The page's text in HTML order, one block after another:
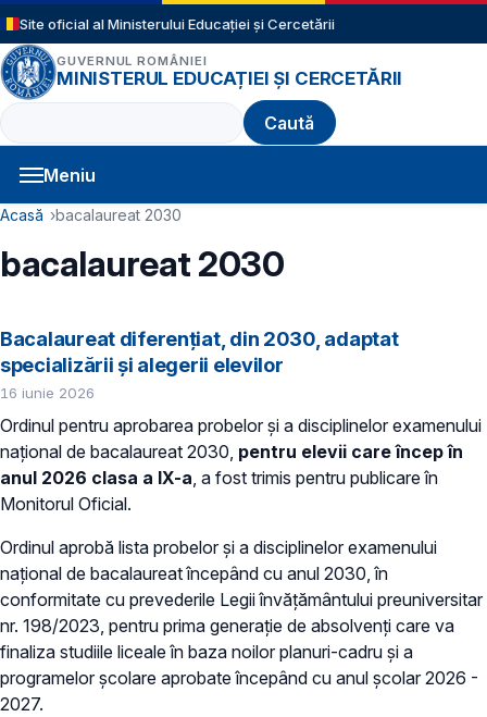
Sari la conținutul principal
Site oficial al Ministerului Educației și Cercetării
GUVERNUL ROMÂNIEI
MINISTERUL EDUCAȚIEI ȘI CERCETĂRII
Caută
Meniu
Navigație principală
Cale de navigare
Acasă bacalaureat 2030
bacalaureat 2030
Bacalaureat diferențiat, din 2030, adaptat
specializării și alegerii elevilor
16 iunie 2026
Ordinul pentru aprobarea probelor și a disciplinelor examenului
național de bacalaureat 2030, pentru elevii care încep în
anul 2026 clasa a IX-a, a fost trimis pentru publicare în
Monitorul Oficial.
Ordinul aprobă lista probelor și a disciplinelor examenului
național de bacalaureat începând cu anul 2030, în
conformitate cu prevederile Legii învățământului preuniversitar
nr. 198/2023, pentru prima generație de absolvenți care va
finaliza studiile liceale în baza noilor planuri-cadru și a
programelor școlare aprobate începând cu anul școlar 2026 -
2027.